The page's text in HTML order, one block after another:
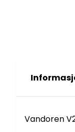
Vandoren